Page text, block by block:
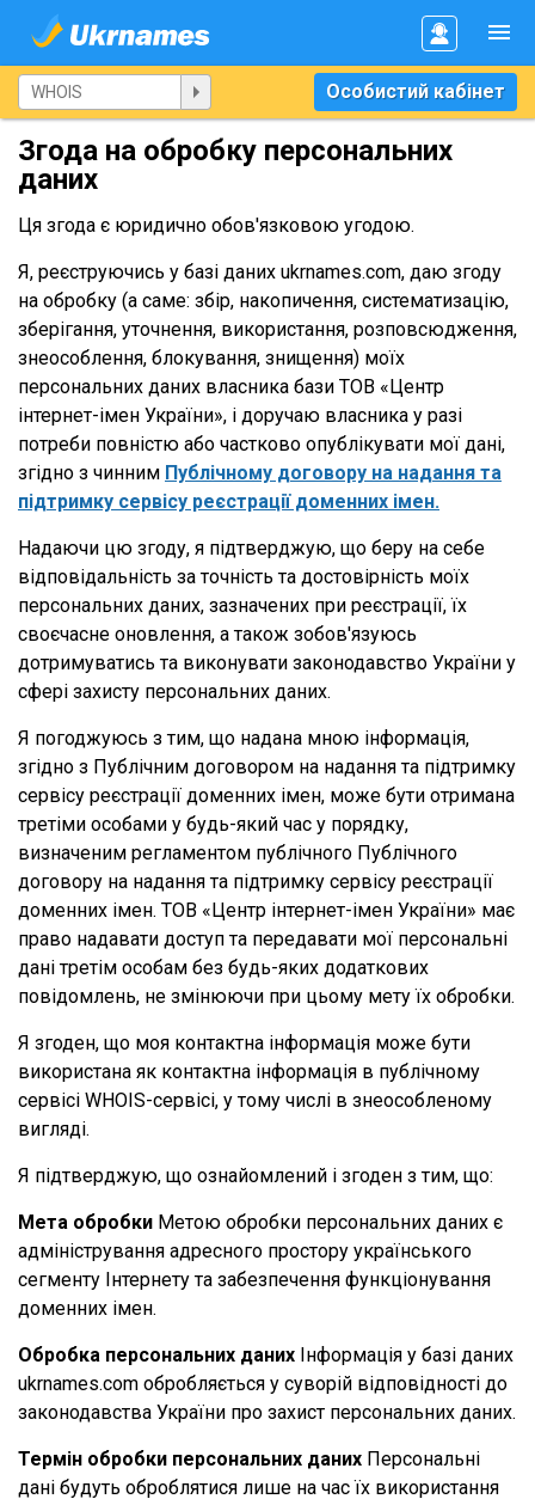
Особистий кабінет
Згода на обробку персональних
даних
Ця згода є юридично обов'язковою угодою.
Я, реєструючись у базі даних ukrnames.com, даю згоду
на обробку (а саме: збір, накопичення, систематизацію,
зберігання, уточнення, використання, розповсюдження,
знеособлення, блокування, знищення) моїх
персональних даних власника бази ТОВ «Центр
інтернет-імен України», і доручаю власника у разі
потреби повністю або частково опублікувати мої дані,
згідно з чинним Публічному договору на надання та
підтримку сервісу реєстрації доменних імен.
Надаючи цю згоду, я підтверджую, що беру на себе
відповідальність за точність та достовірність моїх
персональних даних, зазначених при реєстрації, їх
своєчасне оновлення, а також зобов'язуюсь
дотримуватись та виконувати законодавство України у
сфері захисту персональних даних.
Я погоджуюсь з тим, що надана мною інформація,
згідно з Публічним договором на надання та підтримку
сервісу реєстрації доменних імен, може бути отримана
третіми особами у будь-який час у порядку,
визначеним регламентом публічного Публічного
договору на надання та підтримку сервісу реєстрації
доменних імен. ТОВ «Центр інтернет-імен України» має
право надавати доступ та передавати мої персональні
дані третім особам без будь-яких додаткових
повідомлень, не змінюючи при цьому мету їх обробки.
Я згоден, що моя контактна інформація може бути
використана як контактна інформація в публічному
сервісі WHOIS-сервісі, у тому числі в знеособленому
вигляді.
Я підтверджую, що ознайомлений і згоден з тим, що:
Мета обробки Метою обробки персональних даних є
адміністрування адресного простору українського
сегменту Інтернету та забезпечення функціонування
доменних імен.
Обробка персональних даних Інформація у базі даних
ukrnames.com обробляється у суворій відповідності до
законодавства України про захист персональних даних.
Термін обробки персональних даних Персональні
дані будуть оброблятися лише на час їх використання